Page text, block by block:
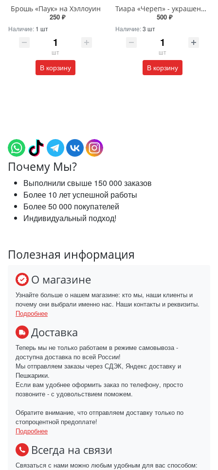
Брошь «Паук» на Хэллоуин
250 ₽
Наличие: 1 шт
шт
В корзину
Тиара «Череп» - украшение на Хэллоуин
500 ₽
Наличие:3 шт
шт
В корзину
Почему Мы?
Выполнили свыше 150 000 заказов
Более 10 лет успешной работы
Более 50 000 покупателей
Индивидуальный подход!
Полезная информация
О магазине
Узнайте больше о нашем магазине: кто мы, наши клиенты и
почему они выбрали именно нас. Наши контакты и реквизиты.
Подробнее
Доставка
Теперь мы не только работаем в режиме самовывоза -
доступна доставка по всей России!
Мы отправляем заказы через СДЭК, Яндекс доставку и
Пешкарики.
Если вам удобнее оформить заказ по телефону, просто
позвоните - с удовольствием поможем.
Обратите внимание, что отправляем доставку только по
стопроцентной предоплате!
Подробнее
Всегда на связи
Связаться с нами можно любым удобным для вас способом: